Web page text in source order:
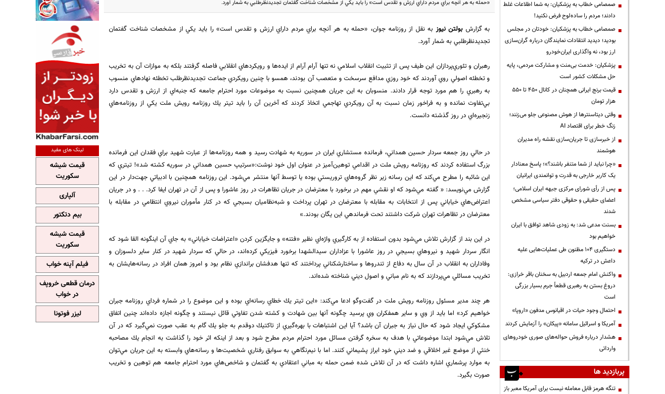
«حمله به هر آنچه براي مردم داراي ارزش و تقدس است» را بايد يكي از مشخصات شناخت گفتمان تجديدنظرطلبي به شمار آورد.
به گزارش بولتن نیوز به نقل از روزنامه جوان، «حمله به هر آنچه براي مردم داراي ارزش و تقدس است» را بايد يكي از مشخصات شناخت گفتمان
تجديدنظرطلبي به شمار آورد.
رهبران و تئوري‌پردازان اين طيف پس از تثبيت انقلاب اسلامي نه تنها آرام آرام از ايده‌ها و رويكردهاي انقلابي فاصله گرفتند بلكه به موازات آن به تخريب
و تخطئه اصولي روي آوردند كه خود روزي مدافع سرسخت و متعصب آن بودند، همسو با چنين رويكردي جماعت تجديدنظرطلب تخطئه نهادهاي منسوب
به رهبري را هم مورد توجه قرار دادند. منسوبان به اين جريان همچنين نسبت به موضوعات مورد احترام جامعه كه جنبه‌اي از ارزش و تقدس دارد
بي‌تفاوت نمانده و به فراخور زمان نسبت به آن رويكردي تهاجمي اتخاذ كردند كه آخرين آن را بايد تيتر يك روزنامه رويش ملت يكي از روزنامه‌هاي
زنجيره‌اي در روز گذشته دانست.
در حالي روز جمعه سردار حسين همداني، فرمانده مستشاري ايران در سوريه به شهادت رسيد و همه روزنامه‌ها از عبارت شهيد براي فقدان اين فرمانده
بزرگ استفاده كردند كه روزنامه رويش ملت در اقدامي توهين‌آميز در عنوان اول خود نوشت:«سرتيپ حسين همداني در سوريه كشته شد»! تيتري كه
اين شائبه را مطرح مي‌كند كه اين رسانه زير نظر گروه‌هاي تروريستي بوده يا توسط آنها منتشر مي‌شود. اين روزنامه همچنين با ادبياتي جهت‌دار در اين
گزارش مي‌نويسد: « گفته مي‌شود كه او نقشي مهم در برخورد با معترضان در جريان تظاهرات در روز عاشورا و پس از آن در تهران ايفا كرد. . . و در جريان
اعتراض‌هاي خياباني پس از انتخابات به مقابله با معترضان در تهران پرداخت و شبه‌نظاميان بسيجي كه در كنار مأموران نيروي انتظامي در مقابله با
معترضان در تظاهرات تهران شركت داشتند تحت فرماندهي اين يگان بودند.»
در اين بند از گزارش تلاش مي‌شود بدون استفاده از به كارگيري واژه‌اي نظير «فتنه» و جايگزين كردن «اعتراضات خياباني» به جاي آن اينگونه القا شود كه
انگار سردار شهيد و نيروهاي بسيجي در روز عاشورا با عزاداران سيدالشهدا برخورد فيزيكي كرده‌اند، در حالي كه سردار شهيد در كنار ساير دلسوزان و
وفاداران به انقلاب در آن سال به دفاع از تندرو‌ها و ساختارشكناني پرداختند كه تنها هدفشان براندازي نظام بود و امروز همان افراد در رسانه‌هايشان به
تخريب مسائلي مي‌پردازند كه به نام مباني و اصول ديني شناخته شده‌اند.
هر چند مدير مسئول روزنامه رويش ملت در گفت‌وگو ادعا مي‌كند: «اين تيتر يك خطاي رسانه‌اي بوده و اين موضوع را در شماره فرداي روزنامه جبران
خواهيم كرد» اما بايد از وي و ساير همفكران وي پرسيد چگونه آنها بين شهادت و كشته شدن تفاوتي قائل نيستند و چگونه اجازه داده‌اند چنين اتفاق
مشكوكي ايجاد شود كه حال نياز به جبران آن باشد؟ آيا اين اشتباهات با بهره‌گيري از تاكتيك دوقدم به جلو يك گام به عقب صورت نمي‌گيرد كه در آن
تلاش مي‌شود ابتدا موضوعاتي با هدف به سخره گرفتن مسائل مورد احترام مردم مطرح شود و بعد از اينكه اثر خود را گذاشت به انجام يك مصاحبه
خنثي از موضع غير اخلاقي و ضد ديني خود ابراز پشيماني كنند. اما با نيم‌نگاهي به سوابق رفتاري شخصيت‌ها و رسانه‌هاي وابسته به اين جريان مي‌توان
به موارد پرشماري اشاره داشت كه در آن تلاش شده ضمن حمله به مباني اعتقادي به گفتمان و شاخص‌هاي مورد احترام جامعه هم توهين و تخريب
صورت بگيرد.
صمصامی خطاب به پزشکیان: به شما اطلاعات غلط
دادند؛ مردم را ساده‌لوح فرض نکنید!
صمصامی خطاب به پزشکیان: خودتان در مجلس
بودید؛ دیدید انتقادات نمایندگان درباره گران‌سازی
ارز بود، نه واگذاری ایران‌خودرو
پزشکیان: خدمت بی‌منت و مشارکت مردمی، پایه
حل مشکلات کشور است
قیمت‌ برنج ایرانی همچنان در کانال ۴۵۰ تا ۵۵۰
هزار تومان
وقتی دیتاسنترها از هوش مصنوعی جلو می‌زنند؛
زنگ خطر برای اقتصاد AI
از خبرسازی تا جریان‌سازی نقشه راه مدیران
هوشمند
«چرا نباید از شما متنفر باشند؟»؛ پاسخ معنادار
یک کاربر خارجی به قدرت و توانمندی ایرانیان
پس از رأی شورای مرکزی جبهه ایران اسلامی؛
اعضای حقیقی و حقوقی دفتر سیاسی مشخص
شدند
بسنت مدعی شد: به زودی شاهد توافق با ایران
خواهیم بود
دستگیری ۱۰۴ مظنون طی عملیات‌هایی علیه
داعش در ترکیه
واکنش امام جمعه اردبیل به سخنان باقر خرازی:
دروغ بستن به رهبری قطعاً جرم بسیار بزرگی
است
احتمال وجود حیات در اقیانوس مدفون «اروپا»
آمریکا و اسرائیل سامانه «پیکان» را آزمایش کردند
هشدار درباره فروش حواله‌های صوری خودروهای
وارداتی
پربازدید ها
تنگه هرمز قابل معامله نیست برای آمریکا معبر باز
لینک های مفید
قیمت شیشه
سکوریت
آلپاری
بیم دتکتور
قیمت شیشه
سکوریت
فیلم آپنه خواب
درمان قطعی خروپف
در خواب
لیزر فوتونا